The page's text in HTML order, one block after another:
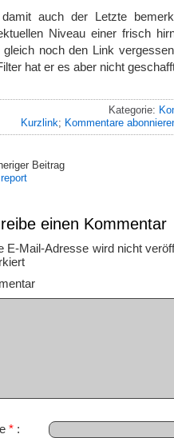
auch der Letzte
Niveau einer frisch
gleich noch den Link
hat er es aber nicht
Kategorie:
Kurzlink; Kommentare
Beitrag
einen Kommentar
E-Mail-Adresse wird nicht
*